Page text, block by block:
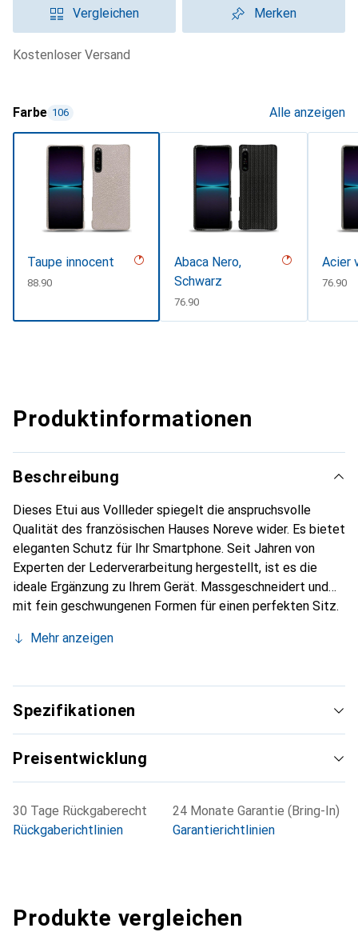
Vergleichen Merken
kostenloser Versand
Farbe 106 Alle anzeigen
Taupe innocent
CHF
88.90
Abaca Nero,
Schwarz
CHF
76.90
Acier
CHF
76.90
Produktinformationen
Beschreibung
Dieses Etui aus Vollleder spiegelt die anspruchsvolle
Qualität des französischen Hauses Noreve wider. Es bietet
eleganten Schutz für Ihr Smartphone. Seit Jahren von
Experten der Lederverarbeitung hergestellt, ist es die
ideale Ergänzung zu Ihrem Gerät. Massgeschneidert und
mit fein geschwungenen Formen für einen perfekten Sitz.
Smartphone. Die Marke Noreve ist international für ihre
für den anspruchsvollen Kunden.
Mehr anzeigen
Spezifikationen
Preisentwicklung
30 Tage Rückgaberecht
Rückgaberichtlinien
24 Monate Garantie (Bring-In)
Garantierichtlinien
Produkte vergleichen